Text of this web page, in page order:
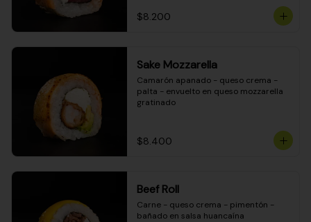
$8.200
Sake Mozzarella
Camarón apanado - queso crema -
palta - envuelto en queso mozzarella
gratinado
$8.400
Beef Roll
Carne - queso crema - pimentón -
bañado en salsa huancaína